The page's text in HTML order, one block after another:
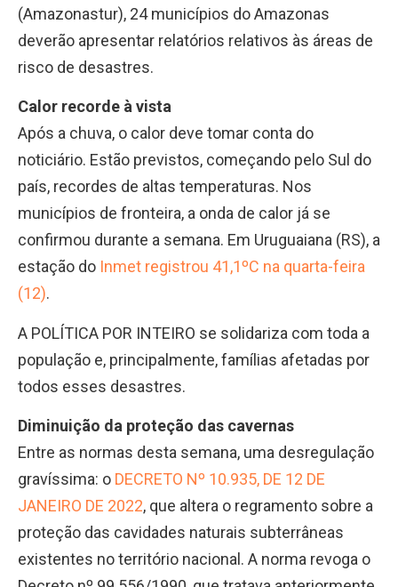
(Amazonastur), 24 municípios do Amazonas
deverão apresentar relatórios relativos às áreas de
risco de desastres.
Calor recorde à vista
Após a chuva, o calor deve tomar conta do
noticiário. Estão previstos, começando pelo Sul do
país, recordes de altas temperaturas. Nos
municípios de fronteira, a onda de calor já se
confirmou durante a semana. Em Uruguaiana (RS), a
estação do Inmet registrou 41,1ºC na quarta-feira
(12).
A POLÍTICA POR INTEIRO se solidariza com toda a
população e, principalmente, famílias afetadas por
todos esses desastres.
Diminuição da proteção das cavernas
Entre as normas desta semana, uma desregulação
gravíssima: o DECRETO Nº 10.935, DE 12 DE
JANEIRO DE 2022, que altera o regramento sobre a
proteção das cavidades naturais subterrâneas
existentes no território nacional. A norma revoga o